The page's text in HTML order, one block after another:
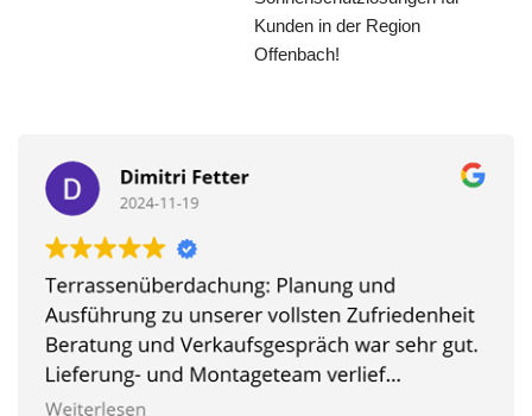
Kunden in der Region
Offenbach!